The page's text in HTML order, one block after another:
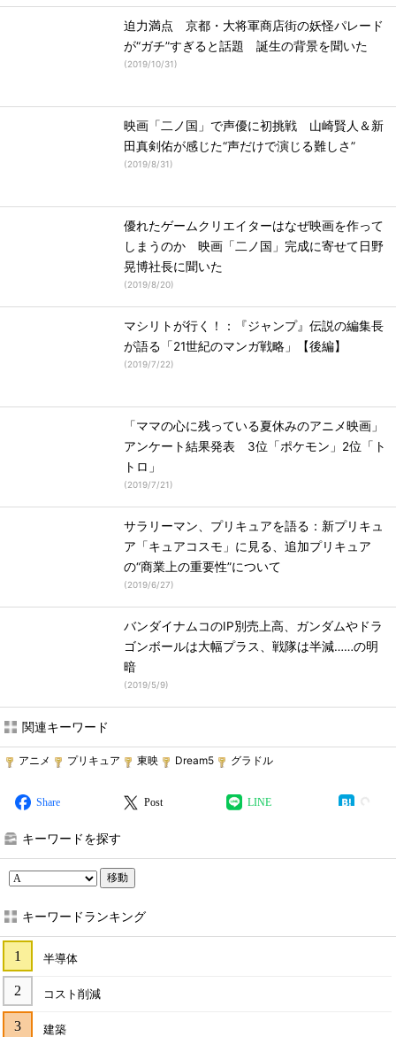
迫力満点 京都・大将軍商店街の妖怪パレード
が“ガチ”すぎると話題 誕生の背景を聞いた
(2019/10/31)
映画「二ノ国」で声優に初挑戦 山崎賢人＆新
田真剣佑が感じた“声だけで演じる難しさ”
(2019/8/31)
優れたゲームクリエイターはなぜ映画を作って
しまうのか 映画「二ノ国」完成に寄せて日野
晃博社長に聞いた
(2019/8/20)
マシリトが行く！：『ジャンプ』伝説の編集長
が語る「21世紀のマンガ戦略」【後編】
(2019/7/22)
「ママの心に残っている夏休みのアニメ映画」
アンケート結果発表 3位「ポケモン」2位「ト
トロ」
(2019/7/21)
サラリーマン、プリキュアを語る：新プリキュ
ア「キュアコスモ」に見る、追加プリキュア
の“商業上の重要性”について
(2019/6/27)
バンダイナムコのIP別売上高、ガンダムやドラ
ゴンボールは大幅プラス、戦隊は半減……の明
暗
(2019/5/9)
関連キーワード
アニメ プリキュア 東映 Dream5 グラドル
Share Post LINE
キーワードを探す
移動
キーワードランキング
半導体
コスト削減
建築